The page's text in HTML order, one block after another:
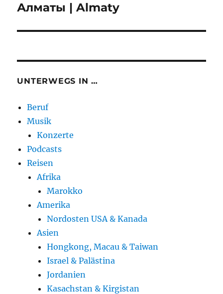
Алматы | Almaty
UNTERWEGS IN …
Beruf
Musik
Konzerte
Podcasts
Reisen
Afrika
Marokko
Amerika
Nordosten USA & Kanada
Asien
Hongkong, Macau & Taiwan
Israel & Palästina
Jordanien
Kasachstan & Kirgistan